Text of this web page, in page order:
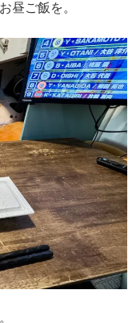
昼ご飯を。